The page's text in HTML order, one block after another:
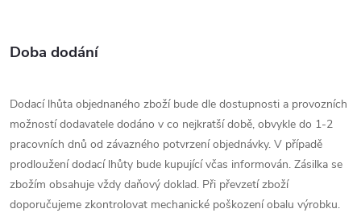
Doba dodání
Dodací lhůta objednaného zboží bude dle dostupnosti a provozních
možností dodavatele dodáno v co nejkratší době, obvykle do 1-2
pracovních dnů od závazného potvrzení objednávky. V případě
prodloužení dodací lhůty bude kupující včas informován. Zásilka se
zbožím obsahuje vždy daňový doklad. Při převzetí zboží
doporučujeme zkontrolovat mechanické poškození obalu výrobku.